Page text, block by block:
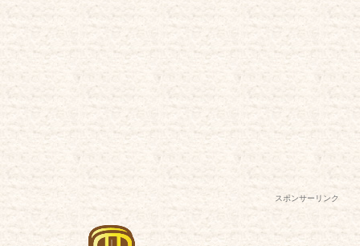
スポンサーリンク